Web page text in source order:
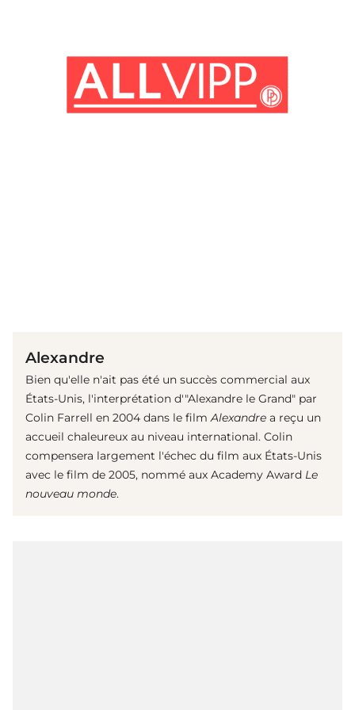
Alexandre
Bien qu'elle n'ait pas été un succès commercial aux
États-Unis, l'interprétation d'"Alexandre le Grand" par
Colin Farrell en 2004 dans le filmAlexandre a reçu un
accueil chaleureux au niveau international. Colin
compensera largement l'échec du film aux États-Unis
avec le film de 2005, nommé aux Academy Award Le
nouveau monde.